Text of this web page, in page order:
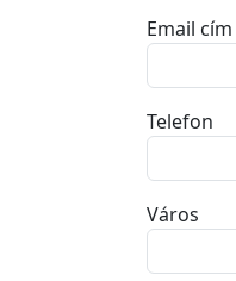
Email cím
Telefon
Város